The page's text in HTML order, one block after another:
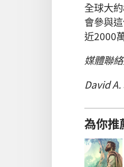
全球大
會參與
近2000
媒體聯
David
為你推